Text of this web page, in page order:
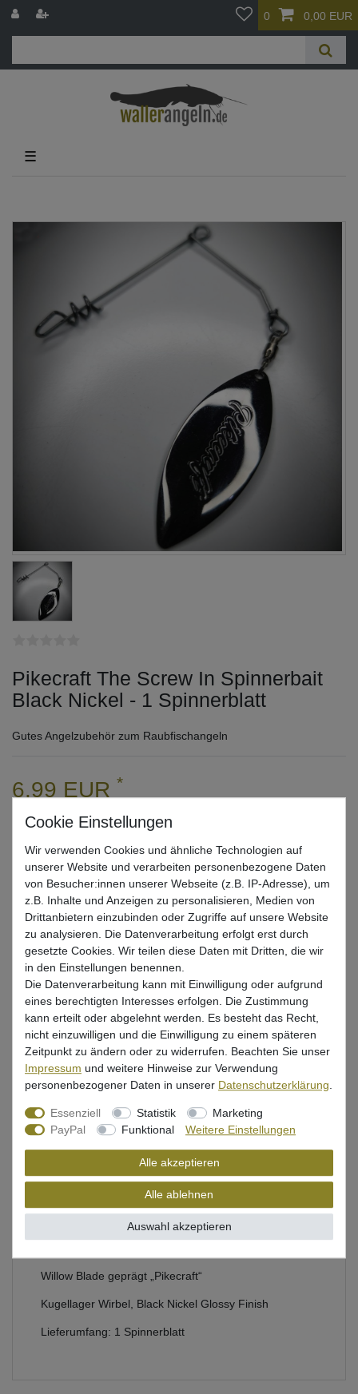
0 0,00 EUR
☰
Pikecraft The Screw In Spinnerbait
Black Nickel - 1 Spinnerblatt
Gutes Angelzubehör zum Raubfischangeln
6,99 EUR *
* inkl. ges. MwSt. zzgl.Versandkosten
Lieferzeit 1-3 Tage (Deutschland); 3-7 Tage (Ausland)
Informationen zur Berechnung des Liefertermins hier
Mehr als 5 Stück verfügbar
In den Warenkorb
Wunschliste
Beschreibung
Bewertung
Produktsicherheit
Spinnerblatt für Kunstköder
Willow Blade geprägt „Pikecraft“
Kugellager Wirbel, Black Nickel Glossy Finish
Lieferumfang: 1 Spinnerblatt
Wir verwenden Cookies und ähnliche Technologien auf
unserer Website und verarbeiten personenbezogene Daten
von Besucher:innen unserer Webseite (z.B. IP-Adresse), um
z.B. Inhalte und Anzeigen zu personalisieren, Medien von
Drittanbietern einzubinden oder Zugriffe auf unsere Website
zu analysieren. Die Datenverarbeitung erfolgt erst durch
gesetzte Cookies. Wir teilen diese Daten mit Dritten, die wir
in den Einstellungen benennen.
Die Datenverarbeitung kann mit Einwilligung oder aufgrund
eines berechtigten Interesses erfolgen. Die Zustimmung
kann erteilt oder abgelehnt werden. Es besteht das Recht,
nicht einzuwilligen und die Einwilligung zu einem späteren
Zeitpunkt zu ändern oder zu widerrufen. Beachten Sie unser
Impressum und weitere Hinweise zur Verwendung
personenbezogener Daten in unserer Daten­schutz­erklärung
Essenziell Statistik
Marketing
PayPal
Funktional Weitere Einstellungen
Alle akzeptieren
Alle ablehnen
Auswahl akzeptieren